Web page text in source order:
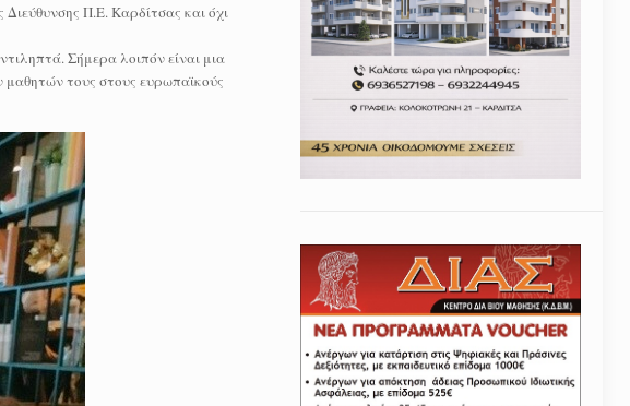
Π.Ε. Καρδίτσας και όχι
Σήμερα λοιπόν είναι μια
μαθητών τους στους ευρωπαϊκούς